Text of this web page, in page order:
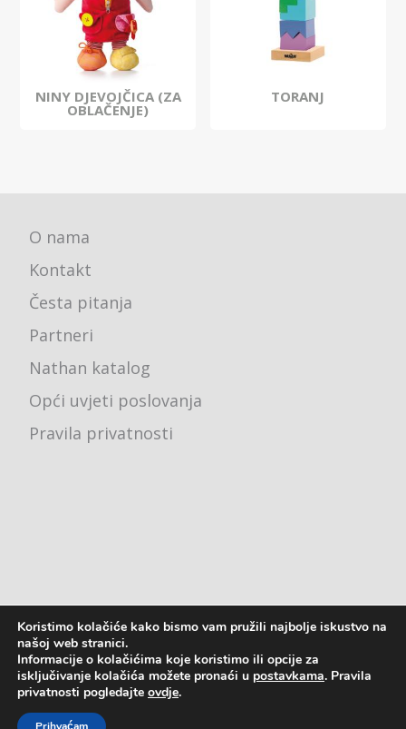
NINY DJEVOJČICA (ZA
OBLAČENJE)
TORANJ
O nama
Kontakt
Česta pitanja
Partneri
Nathan katalog
Opći uvjeti poslovanja
Pravila privatnosti
Ured - Karlovačka cesta 4j, 10000 Zagreb
pon - pet: 8:00 - 16:00
Koristimo kolačiće kako bismo vam pružili najbolje iskustvo na
našoj web stranici.
Informacije o kolačićima koje koristimo ili opcije za
isključivanje kolačića možete pronaći u postavkama. Pravila
privatnosti pogledajte ovdje.